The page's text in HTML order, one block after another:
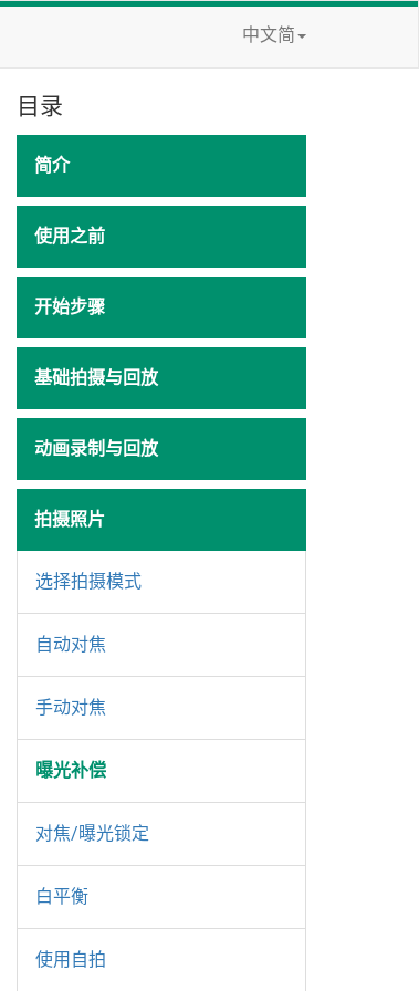
中文简
目录
简介
使用之前
开始步骤
基础拍摄与回放
动画录制与回放
拍摄照片
选择拍摄模式
自动对焦
手动对焦
曝光补偿
对焦/曝光锁定
白平衡
使用自拍